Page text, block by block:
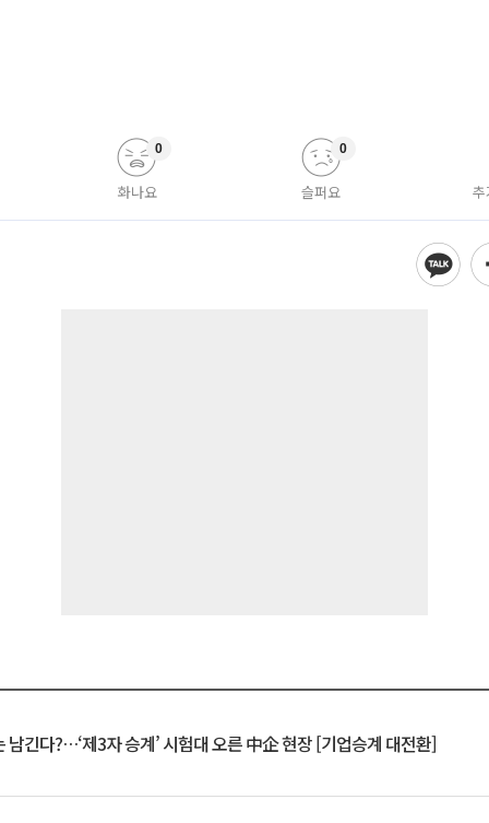
화나요
0
슬퍼요
0
남긴다?…‘제3자 승계’ 시험대 오른 中企 현장 [기업승계 대전환]